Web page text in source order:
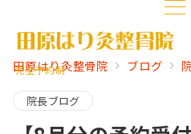
完全予約制
田原はり灸整骨院 ブログ
院長ブログ